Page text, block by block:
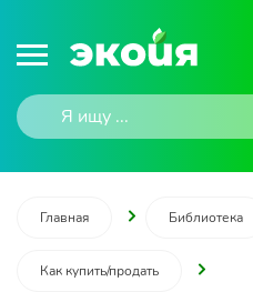
Главная Библиотека
Как купить/продать